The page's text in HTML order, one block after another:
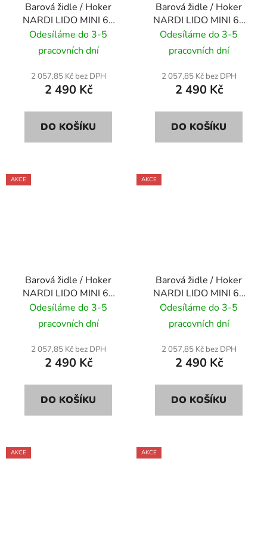
Barová židle / Hoker
NARDI LIDO MINI 65
cm - antracite/
antracitově
Odesíláme do 3-5
pracovních dní
2 057,85 Kč bez DPH
2 490 Kč
DO KOŠÍKU
Barová židle / Hoker
NARDI LIDO MINI 65
cm - bianco/ bílá
Odesíláme do 3-5
pracovních dní
2 057,85 Kč bez DPH
2 490 Kč
DO KOŠÍKU
AKCE
Barová židle / Hoker
NARDI LIDO MINI 65
cm - caffe/ tmavě hnědá
Odesíláme do 3-5
pracovních dní
2 057,85 Kč bez DPH
2 490 Kč
DO KOŠÍKU
AKCE
Barová židle / Hoker
NARDI LIDO MINI 65
cm - celeste/ světle
modrá
Odesíláme do 3-5
pracovních dní
2 057,85 Kč bez DPH
2 490 Kč
DO KOŠÍKU
AKCE AKCE